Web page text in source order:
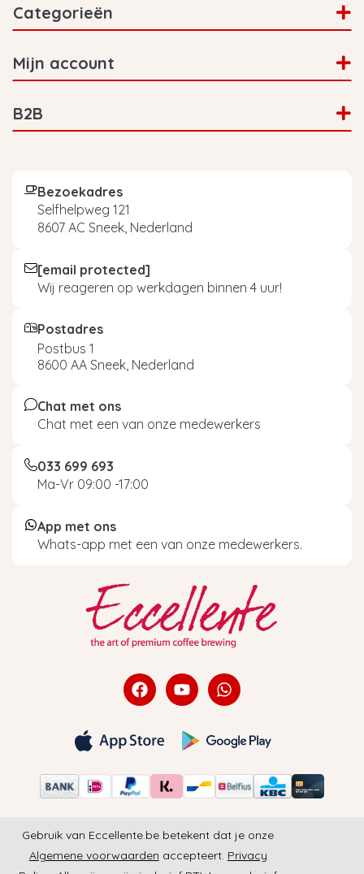
Categorieën
Mijn account
B2B
Bezoekadres
Selfhelpweg 121
8607 AC Sneek, Nederland
[email protected]
Wij reageren op werkdagen binnen 4 uur!
Postadres
Postbus 1
8600 AA Sneek, Nederland
Chat met ons
Chat met een van onze medewerkers
033 699 693
Ma-Vr 09:00 -17:00
App met ons
Whats-app met een van onze medewerkers.
Gebruik van Eccellente.be betekent dat je onze
Algemene voorwaarden accepteert. Privacy